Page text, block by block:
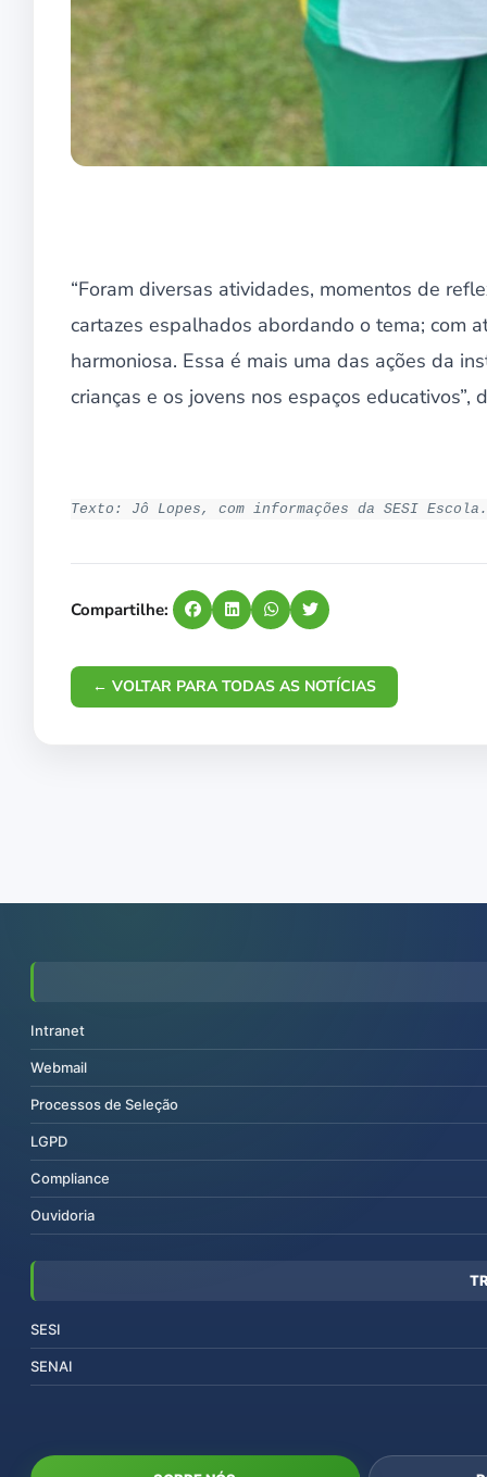
“Foram diversas atividades, momentos de
cartazes espalhados abordando o tema; com
harmoniosa. Essa é mais uma das ações da
crianças e os jovens nos espaços educativos”,
Texto: Jô Lopes, com informações da SESI
Compartilhe:
← VOLTAR PARA TODAS AS NOTÍCIAS
Intranet
Webmail
Processos de Seleção
LGPD
Compliance
Ouvidoria
SESI
SENAI